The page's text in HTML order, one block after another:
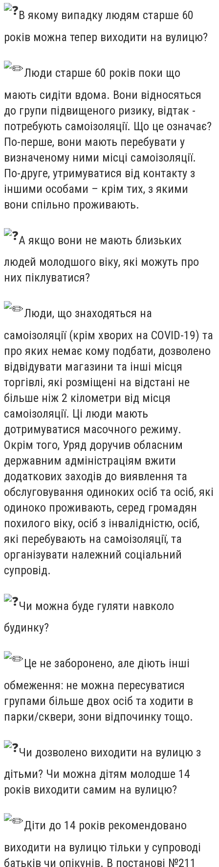
В якому випадку людям старше 60
років можна тепер виходити на вулицю?
Люди старше 60 років поки що
мають сидіти вдома. Вони відносяться
до групи підвищеного ризику, відтак -
потребують самоізоляції. Що це означає?
По-перше, вони мають перебувати у
визначеному ними місці самоізоляції.
По-друге, утримуватися від контакту з
іншими особами – крім тих, з якими
вони спільно проживають.
А якщо вони не мають близьких
людей молодшого віку, які можуть про
них піклуватися?
Люди, що знаходяться на
самоізоляції (крім хворих на COVID-19) та
про яких немає кому подбати, дозволено
відвідувати магазини та інші місця
торгівлі, які розміщені на відстані не
більше ніж 2 кілометри від місця
самоізоляції. Ці люди мають
дотримуватися масочного режиму.
Окрім того, Уряд доручив обласним
державним адміністраціям вжити
додаткових заходів до виявлення та
обслуговування одиноких осіб та осіб, які
одиноко проживають, серед громадян
похилого віку, осіб з інвалідністю, осіб,
які перебувають на самоізоляції, та
організувати належний соціальний
супровід.
Чи можна буде гуляти навколо
будинку?
Це не заборонено, але діють інші
обмеження: не можна пересуватися
групами більше двох осіб та ходити в
парки/сквери, зони відпочинку тощо.
Чи дозволено виходити на вулицю з
дітьми? Чи можна дітям молодше 14
років виходити самим на вулицю?
Діти до 14 років рекомендовано
виходити на вулицю тільки у супроводі
батьків чи опікунів. В постанові №211